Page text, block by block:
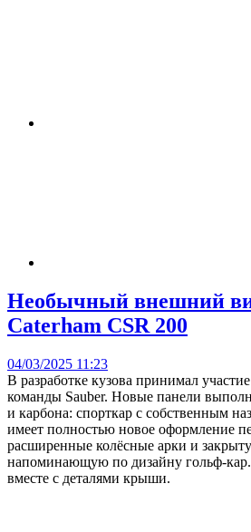
Необычный внешний
Caterham CSR 200
04/03/2025 11:23
В разработке кузова принимал
команды Sauber. Новые панели
и карбона: спорткар с собственным
имеет полностью новое оформление
расширенные колёсные арки и
напоминающую по дизайну гольф-
вместе с деталями крыши.